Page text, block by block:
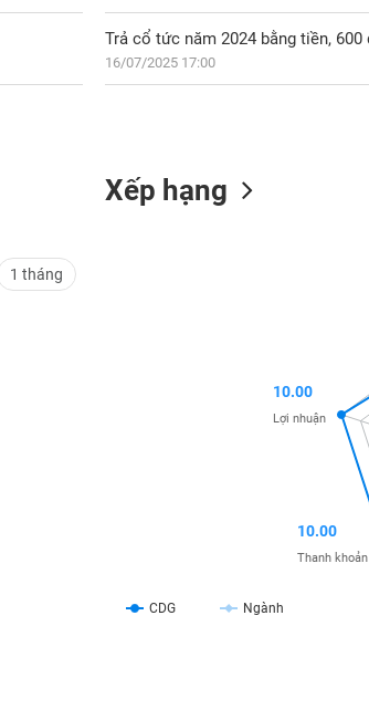
Trả cổ tức năm 2024 bằng tiền, 600
16/07/2025 17:00
1 tháng
Xếp hạng
CDG Ngành
10.00
Thanh khoản
10.00
Lợi nhuận